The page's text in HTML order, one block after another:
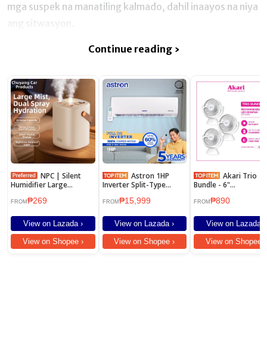
mga suspek na manatiling kalmado, dahil inaayos na niya
Continue reading ›
NPC | Silent
Humidifier Large
Office Baby Suitable
FROM ₱269
View on Lazada ›
View on Shopee ›
Inverter Split-Type
Energy Efficient | Low
Durable Build
FROM ₱15,999
View on Lazada ›
View on Shopee ›
Bundle - 6"
w/ Night Light
FROM₱890
View on Lazada ›
View on Shopee ›